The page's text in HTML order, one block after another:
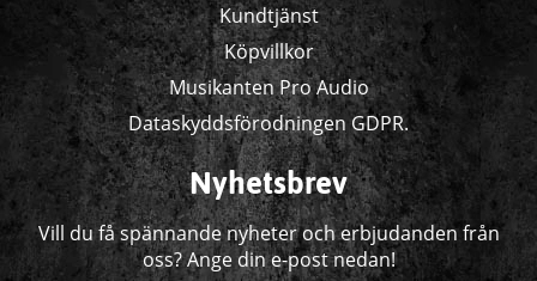
Kundtjänst
Köpvillkor
Musikanten Pro Audio
Dataskyddsförodningen GDPR.
Nyhetsbrev
Vill du få spännande nyheter och erbjudanden från
oss? Ange din e-post nedan!